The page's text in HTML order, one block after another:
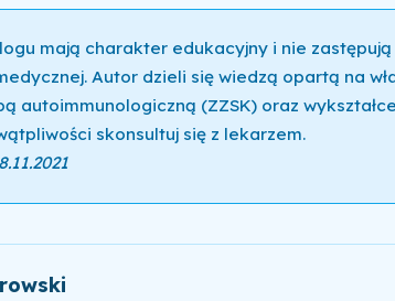
mają charakter edukacyjny i nie zastępują
Autor dzieli się wiedzą opartą na
autoimmunologiczną (ZZSK) oraz
skonsultuj się z lekarzem.